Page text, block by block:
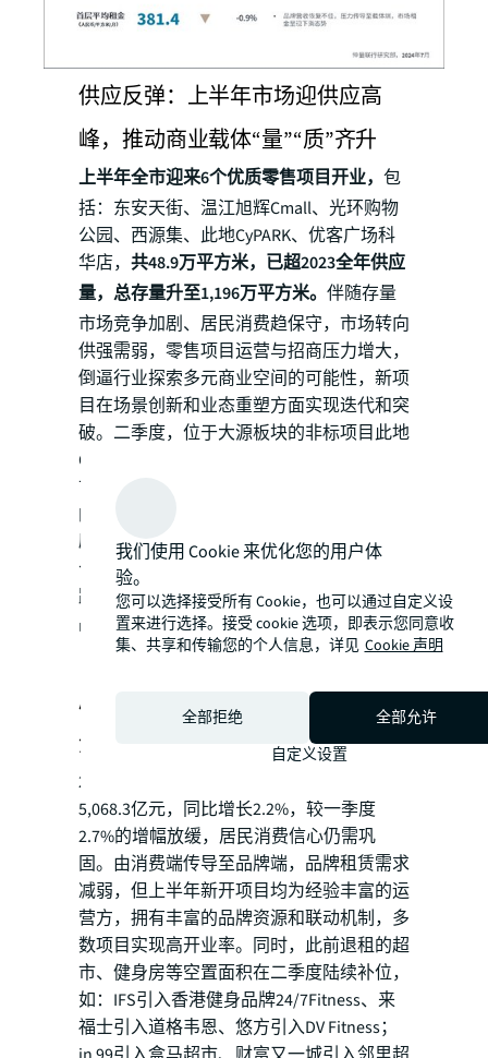
供应反弹：上半年市场迎供应高
峰，推动商业载体“量”“质”齐升
上半年全市迎来6个优质零售项目开业， 包
括：东安天街、温江旭辉Cmall、光环购物
公园、西源集、此地CyPARK、优客广场科
华店， 共48.9万平方米，已超2023全年供应
量，总存量升至1,196万平方米。 伴随存量
市场竞争加剧、居民消费趋保守，市场转向
供强需弱，零售项目运营与招商压力增大，
倒逼行业探索多元商业空间的可能性，新项
目在场景创新和业态重塑方面实现迭代和突
破。二季度，位于大源板块的非标项目此地
CyPARK开业，建筑面积约4.4万平方米，为
市内首个定位骑行的商业项目，与8.6公里
的城市骑行道无缝衔接，并连接图书馆、大
剧院、青少年宫等公共设施，形成一个半围
合式的开放街区，引入MUCHBIKE、On昂
跑、Undefeated、nice rice、Grid Coffee等
品牌，打造潮流多元社群的商业公园。
以价换量：新项目高入驻率与主力
店补位令空置降低，但需求偏弱租
金继续下滑
2024上半年，成都社会消费品零售总额为
5,068.3亿元，同比增长2.2%，较一季度
2.7%的增幅放缓，居民消费信心仍需巩
固。由消费端传导至品牌端，品牌租赁需求
减弱，但上半年新开项目均为经验丰富的运
营方，拥有丰富的品牌资源和联动机制，多
数项目实现高开业率。同时，此前退租的超
市、健身房等空置面积在二季度陆续补位，
如：IFS引入香港健身品牌24/7Fitness、来
福士引入道格韦恩、悠方引入DV Fitness；
我们使用 Cookie 来优化您的用户体
验。
您可以选择接受所有 Cookie，也可以通过自定义设
置来进行选择。接受 cookie 选项，即表示您同意收
集、共享和传输您的个人信息，详见 Cookie 声明
全部拒绝
全部允许
自定义设置